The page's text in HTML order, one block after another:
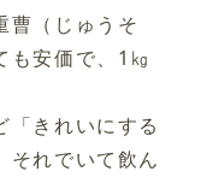
曹（じゅうそ
も安価で、1㎏
「きれいにする
それでいて飲ん